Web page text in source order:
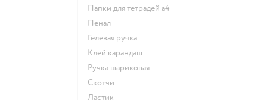
Папки для тетрадей а4
Пенал
Гелевая ручка
Клей карандаш
Ручка шариковая
Скотчи
Ластик